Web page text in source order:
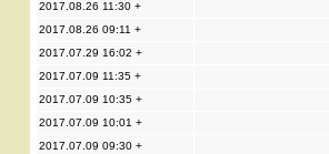
2017.08.26 11:30 +
2017.08.26 09:11 +
2017.07.29 16:02 +
2017.07.09 11:35 +
2017.07.09 10:35 +
2017.07.09 10:01 +
2017.07.09 09:30 +